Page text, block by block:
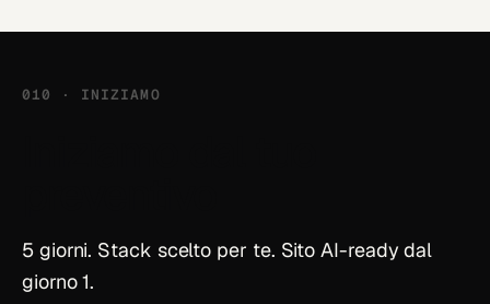
010 · INIZIAMO
5 giorni. Stack scelto per te. Sito AI-ready dal
giorno 1.